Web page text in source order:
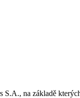
na základě